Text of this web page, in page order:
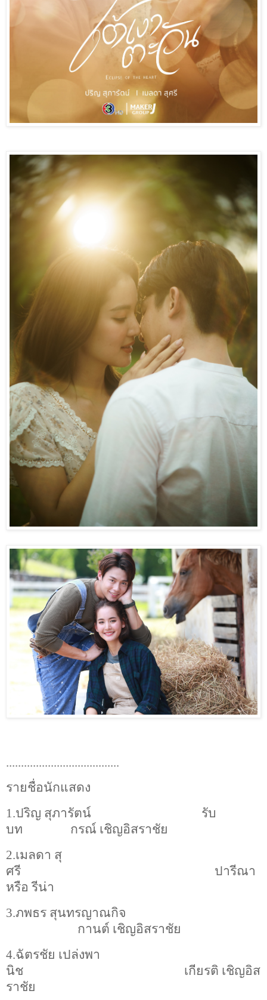
......................................
รายชื่อนักแสดง
1.ปริญ สุภารัตน์
รับ
บท
กรณ์ เชิญอิสราชัย
2.เมลดา สุ
ศรี
ปารีณา
หรือ รีน่า
3.ภพธร สุนทรญาณกิจ
กานต์ เชิญอิสราชัย
4.ฉัตรชัย เปล่งพา
นิช
เกียรติ เชิญอิส
ราชัย